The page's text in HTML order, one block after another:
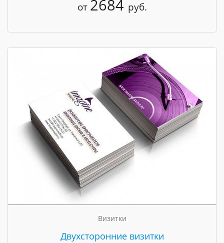
от 2684 руб.
Визитки
Двухсторонние визитки